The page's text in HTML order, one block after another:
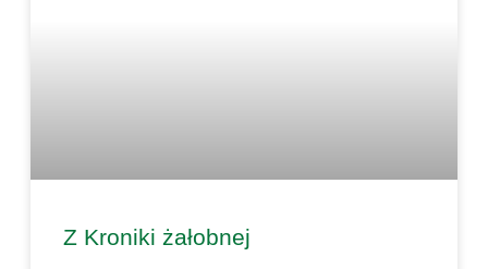
Z Kroniki żałobnej